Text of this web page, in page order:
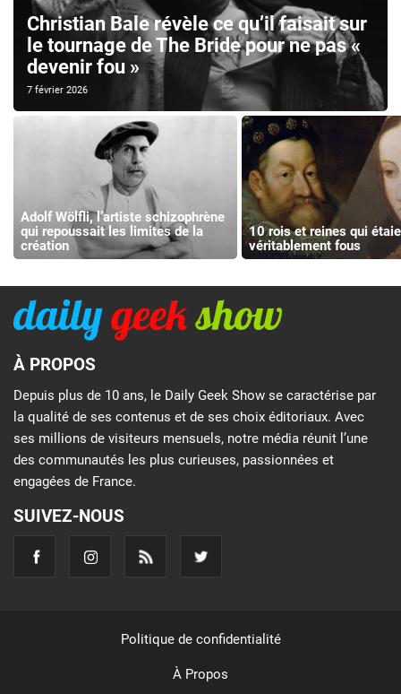
Christian Bale révèle ce qu’il faisait sur
le tournage de The Bride pour ne pas «
devenir fou »
7 février 2026
Adolf Wölfli, l’artiste schizophrène
qui repoussait les limites de la
création
10 rois et reines qui
véritablement fous
À PROPOS
Depuis plus de 10 ans, le Daily Geek Show se caractérise par
la qualité de ses contenus et de ses choix éditoriaux. Avec
ses millions de visiteurs mensuels, notre média réunit l’une
des communautés les plus curieuses, passionnées et
engagées de France.
SUIVEZ-NOUS
Politique de confidentialité
À Propos